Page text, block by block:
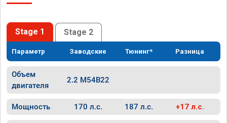
Stage 1 Stage 2
Параметр Заводские Тюнинг* Разница
Объем
двигателя
2.2 M54B22
Мощность 170 л.с. 187 л.с. +17 л.с.